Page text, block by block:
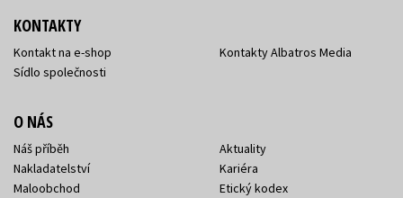
KONTAKTY
Kontakt na e-shop
Sídlo společnosti
Kontakty Albatros Media
O NÁS
Náš příběh
Nakladatelství
Maloobchod
Aktuality
Kariéra
Etický kodex